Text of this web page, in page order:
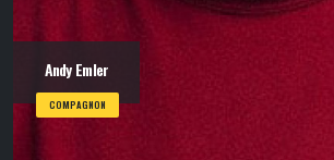
Andy Emler
COMPAGNON